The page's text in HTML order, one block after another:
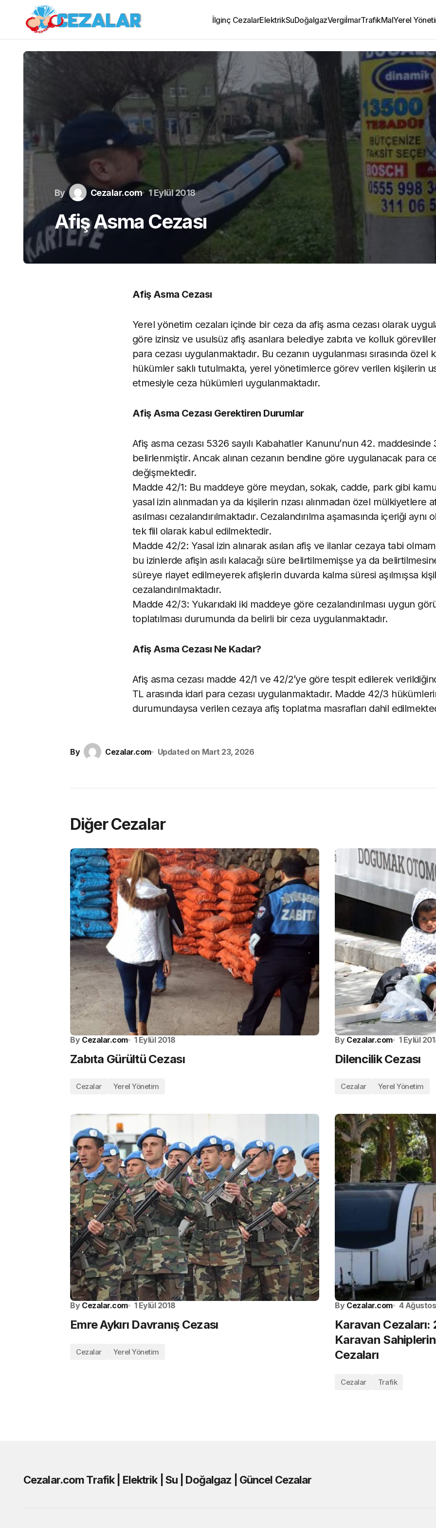
İlginç CezalarElektrikSuDoğalgazVergiİmarTrafikMalYerel
By Cezalar.com 1 Eylül 2018
Afiş Asma Cezası
Afiş Asma Cezası
Yerel yönetim cezaları içinde bir ceza da afiş asma cezası olarak
göre izinsiz ve usulsüz afiş asanlara belediye zabıta ve kolluk
para cezası uygulanmaktadır. Bu cezanın uygulanması sırasında özel
hükümler saklı tutulmakta, yerel yönetimlerce görev verilen kişilerin
etmesiyle ceza hükümleri uygulanmaktadır.
Afiş Asma Cezası Gerektiren Durumlar
Afiş asma cezası 5326 sayılı Kabahatler Kanunu’nun 42.
belirlenmiştir. Ancak alınan cezanın bendine göre uygulanacak para
değişmektedir.
Madde 42/1: Bu maddeye göre meydan, sokak, cadde, park gibi
yasal izin alınmadan ya da kişilerin rızası alınmadan özel mülkiyetlere
asılması cezalandırılmaktadır. Cezalandırılma aşamasında içeriği
tek fiil olarak kabul edilmektedir.
Madde 42/2: Yasal izin alınarak asılan afiş ve ilanlar cezaya tabi
bu izinlerde afişin asılı kalacağı süre belirtilmemişse ya da
süreye riayet edilmeyerek afişlerin duvarda kalma süresi aşılmışsa
cezalandırılmaktadır.
Madde 42/3: Yukarıdaki iki maddeye göre cezalandırılması uygun
toplatılması durumunda da belirli bir ceza uygulanmaktadır.
Afiş Asma Cezası Ne Kadar?
Afiş asma cezası madde 42/1 ve 42/2’ye göre tespit edilerek
TL arasında idari para cezası uygulanmaktadır. Madde 42/3
durumundaysa verilen cezaya afiş toplatma masrafları dahil
By Cezalar.com Updated on Mart 23, 2026
Diğer Cezalar
By Cezalar.com 1 Eylül 2018
Zabıta Gürültü Cezası
Cezalar Yerel Yönetim
By Cezalar.com 1 Eylül
Dilencilik Cezası
Cezalar Yerel Yönetim
By Cezalar.com 1 Eylül 2018
Emre Aykırı Davranış Cezası
Cezalar Yerel Yönetim
By Cezalar.com 4
Karavan Cezaları:
Karavan
Cezaları
Cezalar Trafik
Cezalar.com Trafik | Elektrik | Su | Doğalgaz | Güncel Cezalar